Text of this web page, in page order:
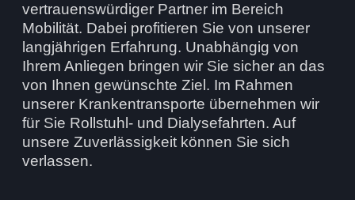
vertrauenswürdiger Partner im Bereich
Mobilität. Dabei profitieren Sie von unserer
langjährigen Erfahrung. Unabhängig von
Ihrem Anliegen bringen wir Sie sicher an das
von Ihnen gewünschte Ziel. Im Rahmen
unserer Krankentransporte übernehmen wir
für Sie Rollstuhl- und Dialysefahrten. Auf
unsere Zuverlässigkeit können Sie sich
verlassen.